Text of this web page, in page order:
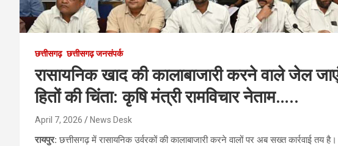
छत्तीसगढ़ छत्तीसगढ़ जनसंपर्क
रासायनिक खाद की कालाबाजारी करने वाले जेल
हितों की चिंता: कृषि मंत्री रामविचार नेताम…..
April 7, 2026 News Desk
रायपुर:छत्तीसगढ़ में रासायनिक उर्वरकों की कालाबाजारी करने वालों पर अब सख्त कार्रवाई तय